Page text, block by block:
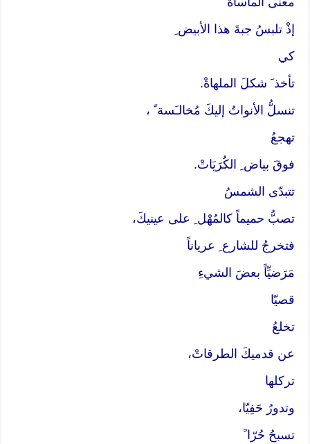
إذْ تلبسُ جبةَ هذا الأبيض ِ
كي
تأخذ َ شكلَ الملهاةْ.
تنسلُّ الأنواتُ إليكَ مُخالـَسة ً ،
تهجعُ
فوقَ بياض ِ الكُرَيَاتْ.
تتبدّى الشمسُ
تصبُّ حميماً كالمُهْل ِ على عينيكَ،
فتخرجُ للشارع ِ عرياناً
مَرَضيِّاً بعضَ الشيءِ
قصيّا
تخلعُ
عن قدميكَ الطرقاتْ،
تركلها
وتدورُ حَفِيّا،
تسبحُ حُرّا ً